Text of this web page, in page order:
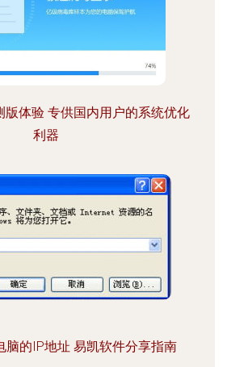
版体验 专供国内用户的系统优化
利器
脑的IP地址 易凯软件分享指南